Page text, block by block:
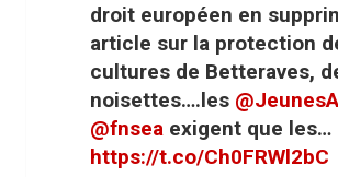
droit européen en
article sur la protection
cultures de Betteraves,
noisettes….les
@fnsea exigent que les…
https://t.co/Ch0FRWl2bC